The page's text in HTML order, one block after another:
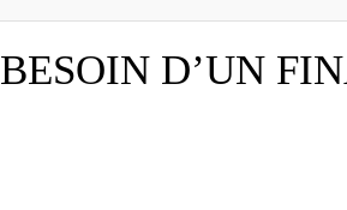
BESOIN D’UN